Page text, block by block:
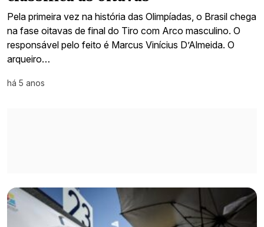
Pela primeira vez na história das Olimpíadas, o Brasil chega
na fase oitavas de final do Tiro com Arco masculino. O
responsável pelo feito é Marcus Vinícius D’Almeida. O
arqueiro…
há 5 anos